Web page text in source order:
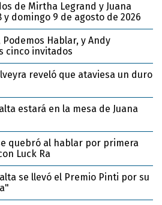
de Mirtha Legrand y Juana
domingo 9 de agosto de 2026
Podemos Hablar, y Andy
cinco invitados
reveló que ataviesa un duro
estará en la mesa de Juana
quebró al hablar por primera
Luck Ra
se llevó el Premio Pinti por su